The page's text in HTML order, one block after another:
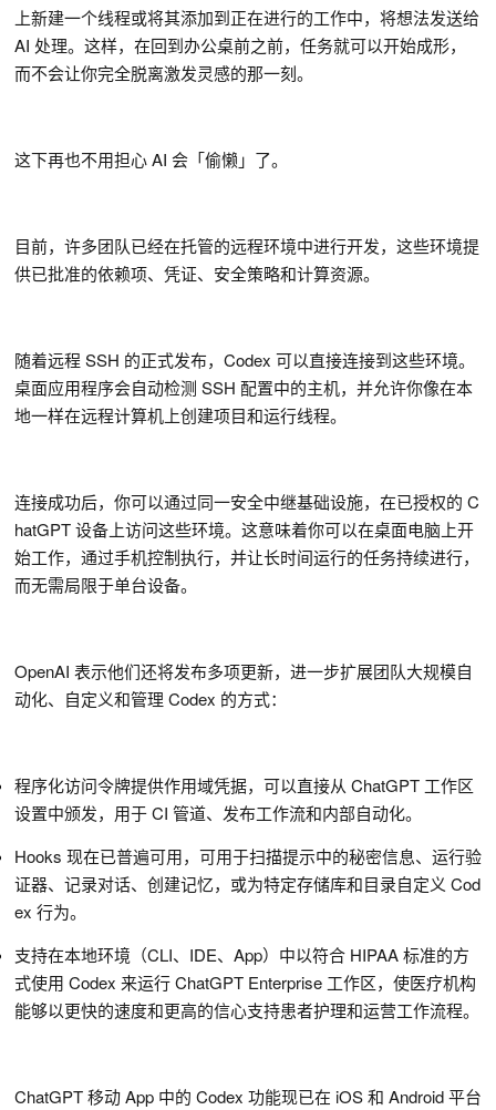
上新建一个线程或将其添加到正在进行的工作中，将想法发送给
AI 处理。这样，在回到办公桌前之前，任务就可以开始成形，
而不会让你完全脱离激发灵感的那一刻。
这下再也不用担心 AI 会「偷懒」了。
目前，许多团队已经在托管的远程环境中进行开发，这些环境提
供已批准的依赖项、凭证、安全策略和计算资源。
随着远程 SSH 的正式发布，Codex 可以直接连接到这些环境。
桌面应用程序会自动检测 SSH 配置中的主机，并允许你像在本
地一样在远程计算机上创建项目和运行线程。
连接成功后，你可以通过同一安全中继基础设施，在已授权的 C
hatGPT 设备上访问这些环境。这意味着你可以在桌面电脑上开
始工作，通过手机控制执行，并让长时间运行的任务持续进行，
而无需局限于单台设备。
OpenAI 表示他们还将发布多项更新，进一步扩展团队大规模自
动化、自定义和管理 Codex 的方式：
程序化访问令牌提供作用域凭据，可以直接从 ChatGPT 工作区
设置中颁发，用于 CI 管道、发布工作流和内部自动化。
Hooks 现在已普遍可用，可用于扫描提示中的秘密信息、运行验
证器、记录对话、创建记忆，或为特定存储库和目录自定义 Cod
ex 行为。
支持在本地环境（CLI、IDE、App）中以符合 HIPAA 标准的方
式使用 Codex 来运行 ChatGPT Enterprise 工作区，使医疗机构
能够以更快的速度和更高的信心支持患者护理和运营工作流程。
ChatGPT 移动 App 中的 Codex 功能现已在 iOS 和 Android 平台